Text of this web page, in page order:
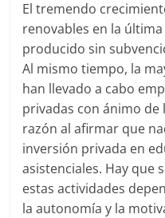
El tremendo
renovables en la
producido sin
Al mismo tiempo, la
han llevado a cabo
privadas con ánimo de
razón al afirmar que
inversión privada en
asistenciales. Hay que
estas actividades
la autonomía y la